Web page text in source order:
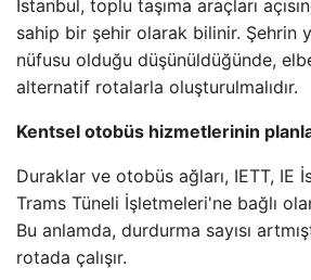
İstanbul, toplu taşıma araçları
sahip bir şehir olarak bilinir. Şehrin
nüfusu olduğu düşünüldüğünde,
alternatif rotalarla oluşturulmalıdır.
Kentsel otobüs hizmetlerinin
Duraklar ve otobüs ağları, IETT, IE
Trams Tüneli İşletmeleri'ne bağlı
Bu anlamda, durdurma sayısı
rotada çalışır.